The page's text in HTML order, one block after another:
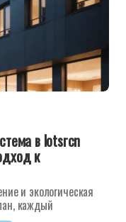
в lotsrcn
к
и экологическая
каждый